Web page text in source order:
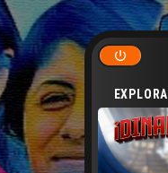
EXPLORA